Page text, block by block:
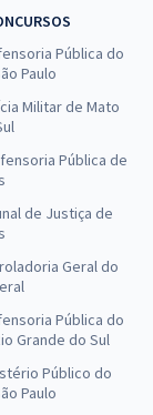
Pública do
Paulo
Militar de Mato
Pública de
de Justiça de
Geral do
Pública do
Grande do Sul
Público do
Paulo